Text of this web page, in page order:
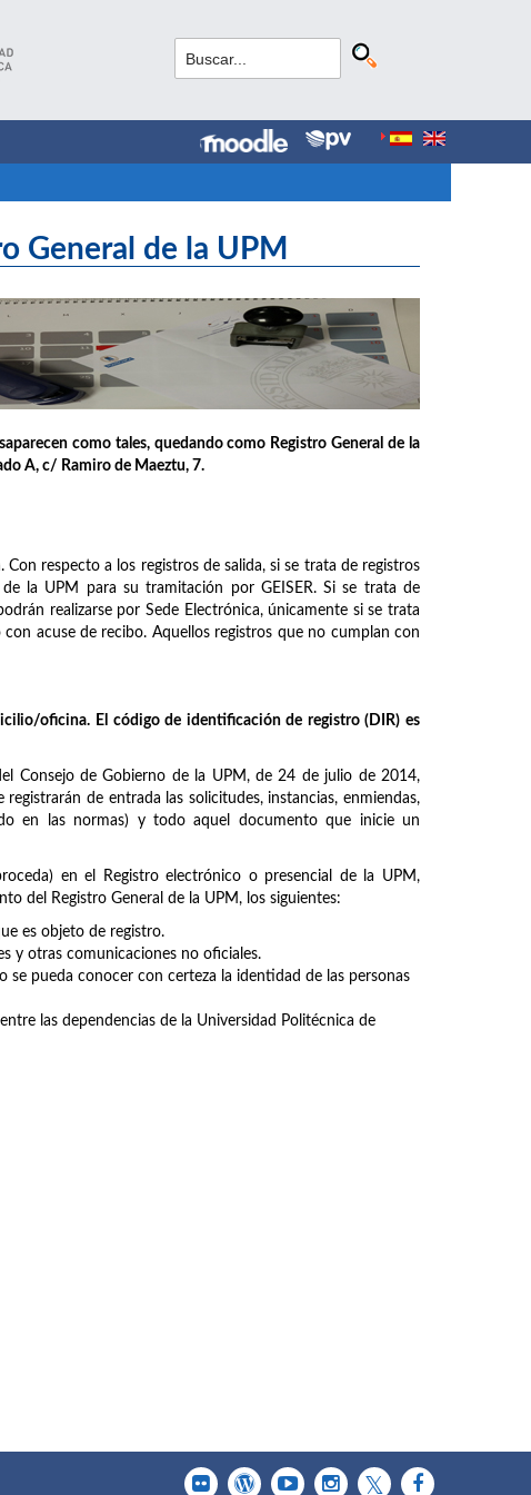
General de la UPM
como tales, quedando como Registro General de la
A, c/ Ramiro de Maeztu, 7.
respecto a los registros de salida, si se trata de registros
la UPM para su tramitación por GEISER. Si se trata de
realizarse por Sede Electrónica, únicamente si se trata
acuse de recibo. Aquellos registros que no cumplan con
oficina. El código de identificación de registro (DIR) es
Consejo de Gobierno de la UPM, de 24 de julio de 2014,
de entrada las solicitudes, instancias, enmiendas,
en las normas) y todo aquel documento que inicie un
en el Registro electrónico o presencial de la UPM,
del Registro General de la UPM, los siguientes:
es objeto de registro.
y otras comunicaciones no oficiales.
pueda conocer con certeza la identidad de las personas
las dependencias de la Universidad Politécnica de